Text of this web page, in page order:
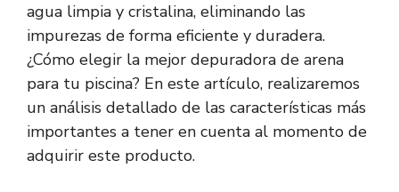
agua limpia y cristalina, eliminando las
impurezas de forma eficiente y duradera.
¿Cómo elegir la mejor depuradora de arena
para tu piscina? En este artículo, realizaremos
un análisis detallado de las características más
importantes a tener en cuenta al momento de
adquirir este producto.